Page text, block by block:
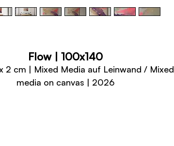
Flow | 100x140
2 cm | Mixed Media auf Leinwand / Mixed
media on canvas | 2026